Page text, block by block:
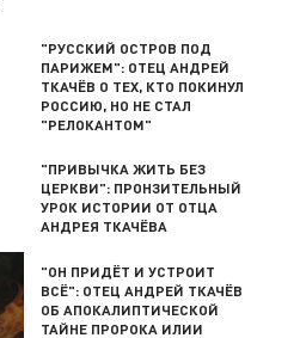
"РУССКИЙ ОСТРОВ ПОД
ПАРИЖЕМ": ОТЕЦ АНДРЕЙ
ТКАЧЁВ О ТЕХ, КТО ПОКИНУЛ
РОССИЮ, НО НЕ СТАЛ
"РЕЛОКАНТОМ"
"ПРИВЫЧКА ЖИТЬ БЕЗ
ЦЕРКВИ": ПРОНЗИТЕЛЬНЫЙ
УРОК ИСТОРИИ ОТ ОТЦА
АНДРЕЯ ТКАЧЁВА
"ОН ПРИДЁТ И УСТРОИТ
ВСЁ": ОТЕЦ АНДРЕЙ ТКАЧЁВ
ОБ АПОКАЛИПТИЧЕСКОЙ
ТАЙНЕ ПРОРОКА ИЛИИ